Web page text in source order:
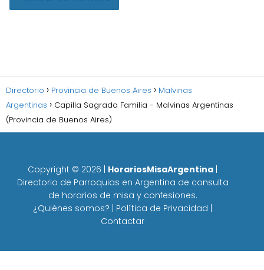
Directorio Provincia de Buenos Aires
Malvinas
Argentinas
Capilla Sagrada Familia - Malvinas Argentinas
(Provincia de Buenos Aires)
Copyright © 2026 HorariosMisaArgentina
Directorio de Parroquias en Argentina de consulta
de horarios de misa y confesiones.
¿Quiénes somos?
Política de Privacidad
Contactar